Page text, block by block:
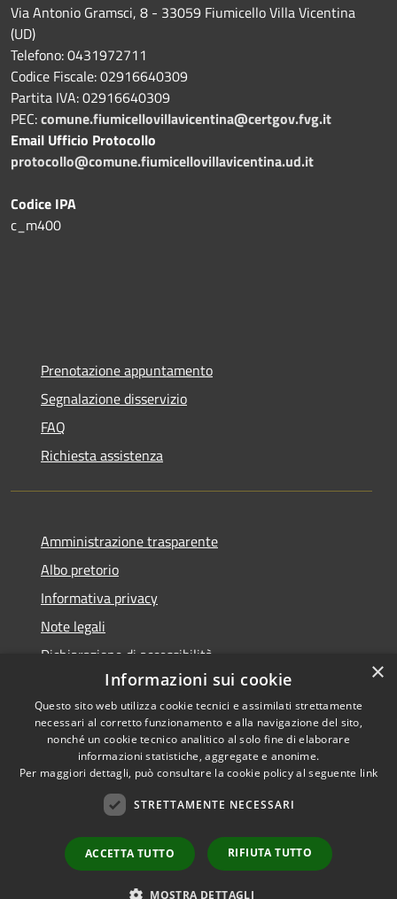
Via Antonio Gramsci, 8 - 33059 Fiumicello Villa Vicentina
(UD)
Telefono: 0431972711
Codice Fiscale: 02916640309
Partita IVA: 02916640309
PEC:comune.fiumicellovillavicentina@certgov.fvg.it
Email Ufficio Protocollo
protocollo@comune.fiumicellovillavicentina.ud.it
Codice IPA
c_m400
Prenotazione appuntamento
Segnalazione disservizio
FAQ
Richiesta assistenza
Amministrazione trasparente
Albo pretorio
Informativa privacy
Note legali
Dichiarazione di accessibilità
Accessibilità
Privacy
Copyright ©
Comune di Fiumicello Villa
byMunicipium•
×
Informazioni sui cookie
Questo sito web utilizza cookie tecnici e assimilati strettamente
necessari al corretto funzionamento e alla navigazione del sito,
nonché un cookie tecnico analitico al solo fine di elaborare
informazioni statistiche, aggregate e anonime.
Per maggiori dettagli, può consultare la cookie policy al seguente link
STRETTAMENTE NECESSARI
ACCETTA TUTTO RIFIUTA TUTTO
MOSTRA DETTAGLI